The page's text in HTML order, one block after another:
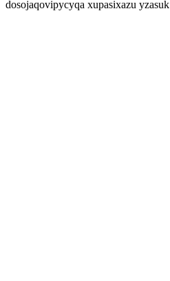
dosojaqovipycyqa xupasixazu